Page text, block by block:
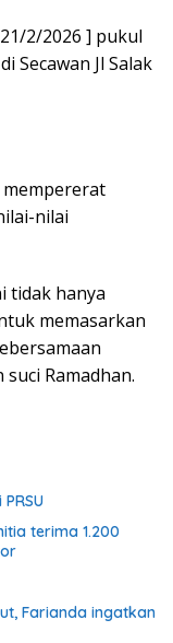
2/2026 ] pukul
Secawan Jl Salak
mempererat
nilai
tidak hanya
memasarkan
Ramadhan.
terima 1.200
Farianda ingatkan